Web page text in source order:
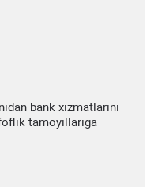
bank xizmatlarini
tamoyillariga